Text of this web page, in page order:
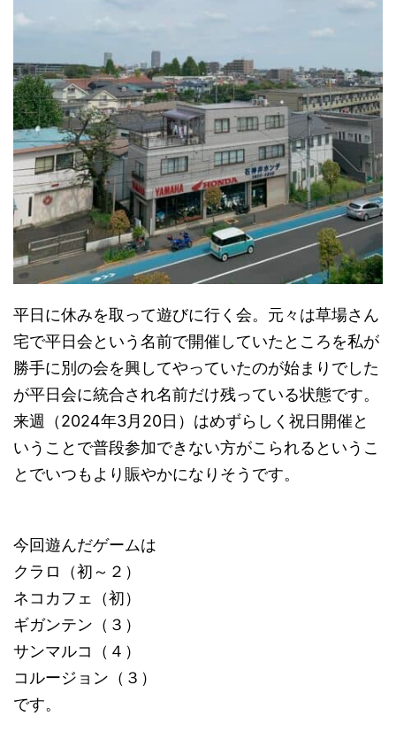
平日に休みを取って遊びに行く会。元々は草場さん
宅で平日会という名前で開催していたところを私が
勝手に別の会を興してやっていたのが始まりでした
が平日会に統合され名前だけ残っている状態です。
来週（2024年3月20日）はめずらしく祝日開催と
いうことで普段参加できない方がこられるというこ
とでいつもより賑やかになりそうです。
今回遊んだゲームは
クラロ（初～２）
ネコカフェ（初）
ギガンテン（３）
サンマルコ（４）
コルージョン（３）
です。